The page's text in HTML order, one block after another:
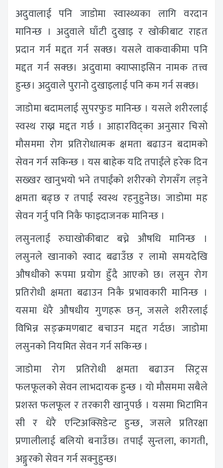
अदुवालाई पनि जाडोमा स्वास्थ्यका लागि वरदान
मानिन्छ । अदुवाले घाँटी दुखाइ र खोकीबाट राहत
प्रदान गर्न मद्दत गर्न सक्छ। यसले वाकवाकीमा पनि
मद्दत गर्न सक्छ। अदुवामा क्याप्साइसिन नामक तत्त्व
हुन्छ। अदुवाले पुरानो दुखाइलाई पनि कम गर्न सक्छ।
जाडोमा बदामलाई सुपरफुड मानिन्छ । यसले शरीरलाई
स्वस्थ राख्न मद्दत गर्छ । आहारविद्का अनुसार चिसो
मौसममा रोग प्रतिरोधात्मक क्षमता बढाउन बदामको
सेवन गर्न सकिन्छ । यस बाहेक यदि तपाईंले हरेक दिन
सख्खर खानुभयो भने तपाईंको शरीरको रोगसँग लड्ने
क्षमता बढ्छ र तपाई स्वस्थ रहनुहुनेछ। जाडोमा मह
सेवन गर्नु पनि निकै फाइदाजनक मानिन्छ ।
लसुनलाई रुघाखोकीबाट बच्ने औषधि मानिन्छ ।
लसुनले खानाको स्वाद बढाउँछ र लामो समयदेखि
औषधीको रूपमा प्रयोग हुँदै आएको छ। लसुन रोग
प्रतिरोधी क्षमता बढाउन निकै प्रभावकारी मानिन्छ ।
यसमा धेरै औषधीय गुणहरू छन्, जसले शरीरलाई
विभिन्न सङ्क्रमणबाट बचाउन मद्दत गर्दछ। जाडोमा
लसुनको नियमित सेवन गर्न सकिन्छ ।
जाडोमा रोग प्रतिरोधी क्षमता बढाउन सिट्रस
फलफूलको सेवन लाभदायक हुन्छ । यो मौसममा सबैले
प्रशस्त फलफूल र तरकारी खानुपर्छ । यसमा भिटामिन
सी र धेरै एन्टिअक्सिडेन्ट हुन्छ, जसले प्रतिरक्षा
प्रणालीलाई बलियो बनाउँछ। तपाईं सुन्तला, कागती,
अङ्गुरको सेवन गर्न सक्नुहुन्छ।